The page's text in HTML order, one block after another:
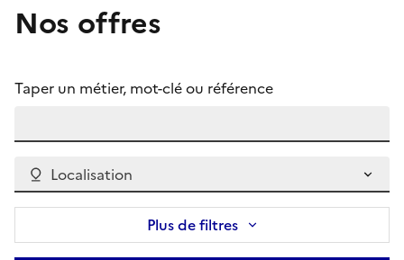
Nos offres
Taper un métier, mot-clé ou référence
Localisation
Plus de filtres